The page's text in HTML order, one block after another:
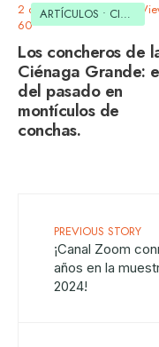
ARTÍCULOS • CIENCIA
2 de octubre de 2025
60
Los concheros de
Ciénaga Grande:
del pasado en
montículos de
conchas.
PREVIOUS STORY
¡Canal Zoom
años en la
2024!